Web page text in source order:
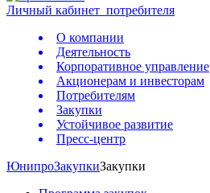
Личный кабинет потребителя
О компании
Деятельность
Корпоративное управление
Акционерам и инвесторам
Потребителям
Закупки
Устойчивое развитие
Пресс-центр
ЮнипроЗакупкиЗакупки